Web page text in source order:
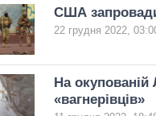
США
22 грудня 2022,
На окупованій
«вагнерівців»